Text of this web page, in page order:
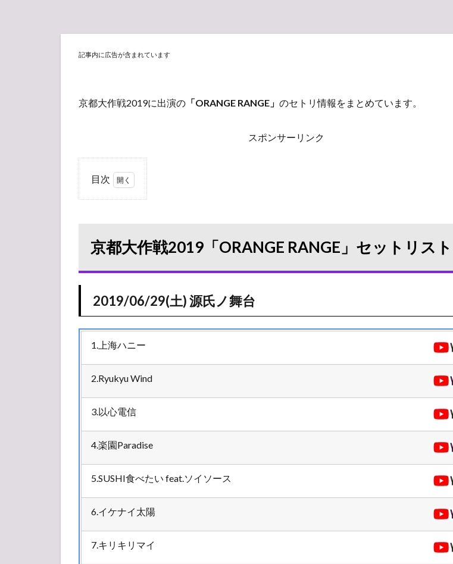
記事内に広告が含まれています
京都大作戦2019に出演の 「ORANGE RANGE」 のセトリ情報をまとめています。
スポンサーリンク
目次
京都大作戦
1.1
2019/06/29(土)
2
2019/06/29(土)
タイムテーブ
ル
源氏
台
ノ舞
京都大作戦2019「ORANGE RANGE」セットリスト
2019/06/29(土) 源氏ノ舞台
1.上海ハニー
2.Ryukyu Wind
3.以心電信
4.楽園Paradise
5.SUSHI食べたい feat.ソイソース
6.イケナイ太陽
7.キリキリマイ